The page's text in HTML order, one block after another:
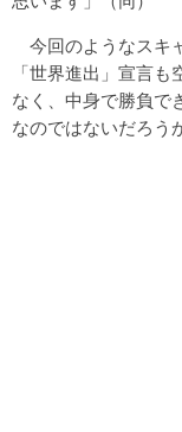
今回のようなスキ
「世界進出」宣言
なく、中身で勝負で
なのではないだろう